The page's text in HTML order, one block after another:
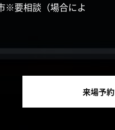
※要相談（場合によ
来場予約